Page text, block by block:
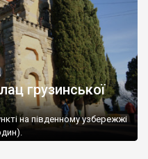
грузинської
на південному узбережжі